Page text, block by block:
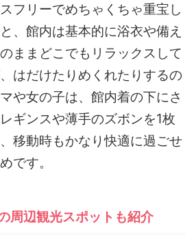
フリーでめちゃくちゃ重宝し
、館内は基本的に浴衣や備え
ままどこでもリラックスして
はだけたりめくれたりするの
や女の子は、館内着の下にさ
ギンスや薄手のズボンを1枚
移動時もかなり快適に過ごせ
です。
周辺観光スポットも紹介